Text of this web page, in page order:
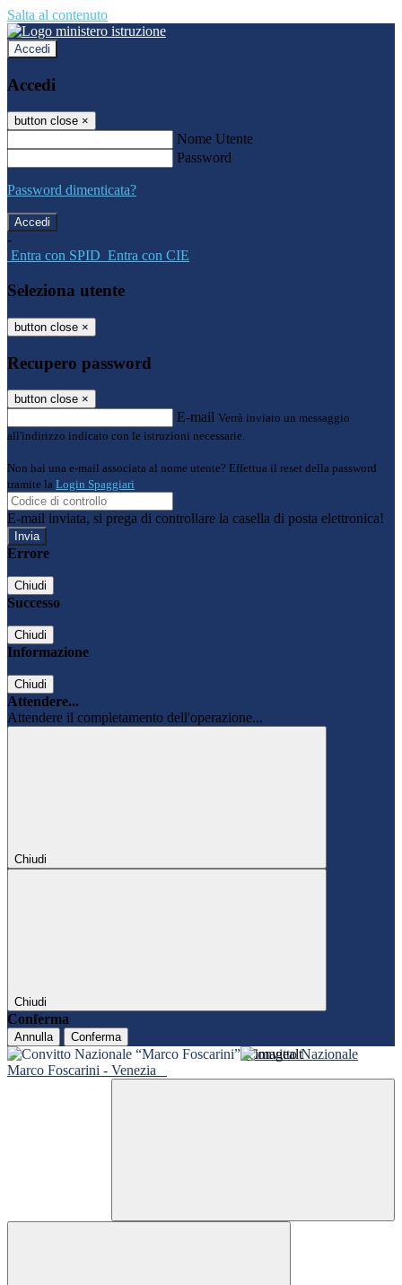
Salta al contenuto
Accedi
Accedi
button close ×
Nome Utente
Password
Password dimenticata?
-
Entra con SPID Entra con CIE
Seleziona utente
button close ×
Recupero password
button close ×
E-mail Verrà inviato un messaggio
all'indirizzo indicato con le istruzioni necessarie.
Non hai una e-mail associata al nome utente? Effettua il reset della password
tramite la Login Spaggiari
E-mail inviata, si prega di controllare la casella di posta elettronica!
Errore
Chiudi
Successo
Chiudi
Informazione
Chiudi
Attendere...
Attendere il completamento dell'operazione...
Chiudi
Chiudi
Conferma
Annulla Conferma
Convitto Nazionale
Marco Foscarini - Venezia